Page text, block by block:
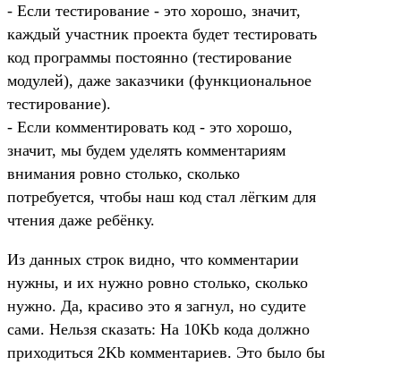
- Если тестирование - это хорошо, значит,
каждый участник проекта будет тестировать
код программы постоянно (тестирование
модулей), даже заказчики (функциональное
тестирование).
- Если комментировать код - это хорошо,
значит, мы будем уделять комментариям
внимания ровно столько, сколько
потребуется, чтобы наш код стал лёгким для
чтения даже ребёнку.
Из данных строк видно, что комментарии
нужны, и их нужно ровно столько, сколько
нужно. Да, красиво это я загнул, но судите
сами. Нельзя сказать: На 10Kb кода должно
приходиться 2Kb комментариев. Это было бы